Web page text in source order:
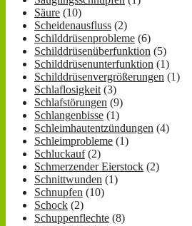
Säure (10)
Scheidenausfluss (2)
Schilddrüsenprobleme (6)
Schilddrüsenüberfunktion (5)
Schilddrüsenunterfunktion (1)
Schilddrüsenvergrößerungen (1)
Schlaflosigkeit (3)
Schlafstörungen (9)
Schlangenbisse (1)
Schleimhautentzündungen (4)
Schleimprobleme (1)
Schluckauf(2)
Schmerzender Eierstock (2)
Schnittwunden (1)
Schnupfen (10)
Schock (2)
Schuppenflechte (8)